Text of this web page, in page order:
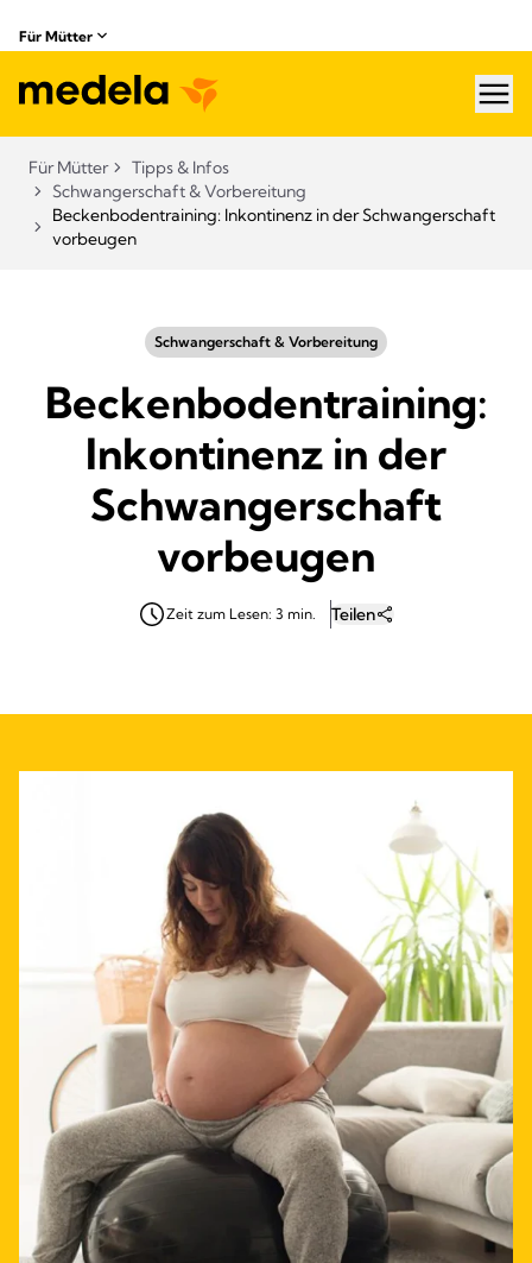
Für Mütter
Für Mütter
Tipps & Infos
Schwangerschaft & Vorbereitung
Beckenbodentraining: Inkontinenz in der Schwangerschaft
vorbeugen
Schwangerschaft & Vorbereitung
Beckenbodentraining:
Inkontinenz in der
Schwangerschaft
vorbeugen
Zeit zum Lesen: 3 min. Teilen